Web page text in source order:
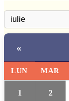
«
LUN MAR
1 2